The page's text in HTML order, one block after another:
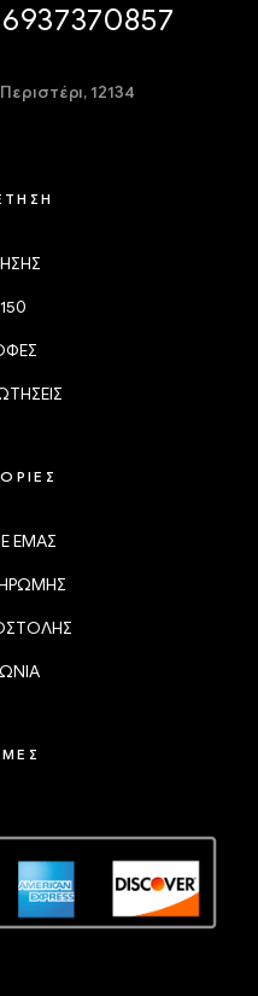
6937370857
Περιστέρι, 12134
ΕΜΑΣ